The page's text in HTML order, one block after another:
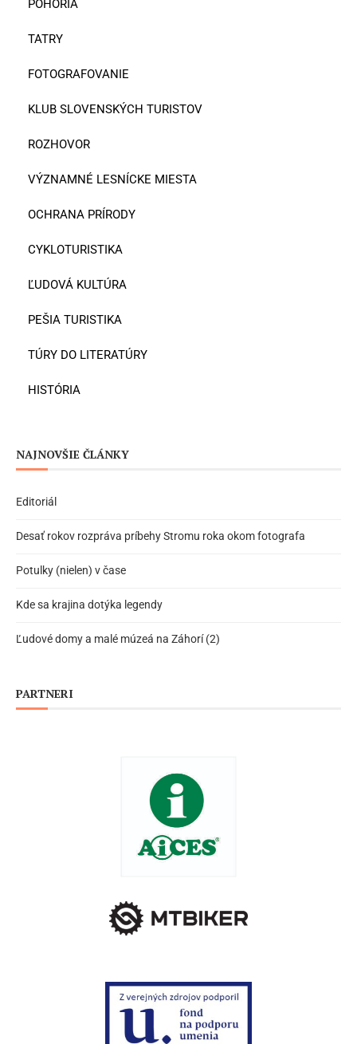
POHORIA
TATRY
FOTOGRAFOVANIE
KLUB SLOVENSKÝCH TURISTOV
ROZHOVOR
VÝZNAMNÉ LESNÍCKE MIESTA
OCHRANA PRÍRODY
CYKLOTURISTIKA
ĽUDOVÁ KULTÚRA
PEŠIA TURISTIKA
TÚRY DO LITERATÚRY
HISTÓRIA
NAJNOVŠIE ČLÁNKY
Editoriál
Desať rokov rozpráva príbehy Stromu roka okom fotografa
Potulky (nielen) v čase
Kde sa krajina dotýka legendy
Ľudové domy a malé múzeá na Záhorí (2)
PARTNERI